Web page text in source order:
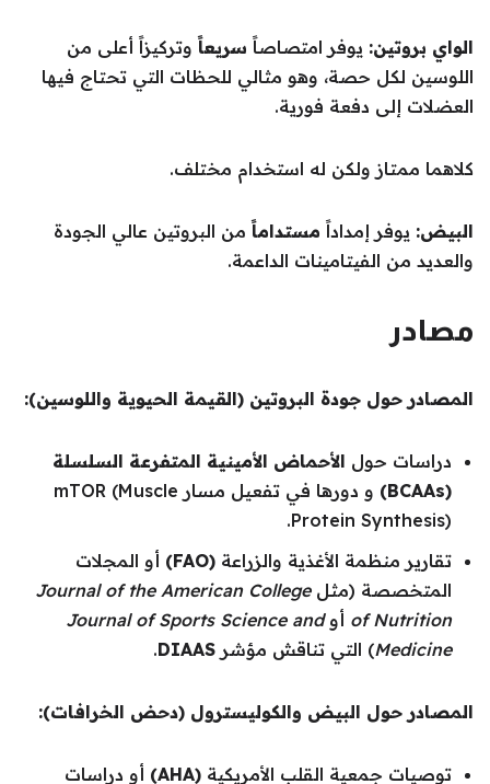
الواي بروتين: يوفر امتصاصاً سريعاً وتركيزاً أعلى من
اللوسين لكل حصة، وهو مثالي للحظات التي تحتاج فيها
العضلات إلى دفعة فورية.
كلاهما ممتاز ولكن له استخدام مختلف.
البيض: يوفر إمداداً مستداماً من البروتين عالي الجودة
والعديد من الفيتامينات الداعمة.
مصادر
المصادر حول جودة البروتين (القيمة الحيوية واللوسين):
دراسات حول الأحماض الأمينية المتفرعة السلسلة
(BCAAs)
و دورها في تفعيل مسار mTOR (Muscle
Protein Synthesis).
تقارير منظمة الأغذية والزراعة (FAO)
أو المجلات
المتخصصة (مثلJournal of the American College
of Nutrition أوJournal of Sports Science and
Medicine) التي تناقش مؤشر DIAAS
.
المصادر حول البيض والكوليسترول (دحض الخرافات):
توصيات جمعية القلب الأمريكية (AHA) أو دراسات